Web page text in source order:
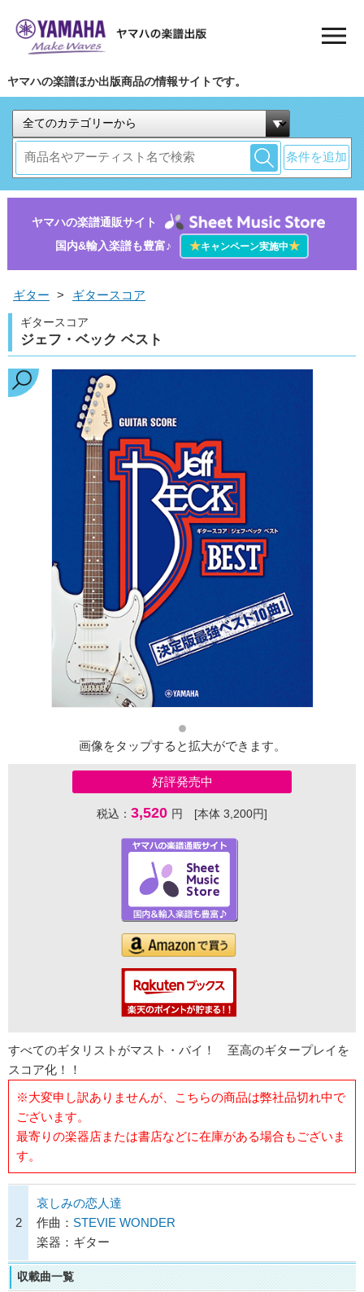
ヤマハの楽譜ほか出版商品の情報サイトです。
条件を追加
ヤマハの楽譜通販サイト
国内&輸入楽譜も豊富♪
★キャンペーン実施中★
ギター > ギタースコア
ギタースコア
ジェフ・ベック ベスト
画像をタップすると拡大ができます。
好評発売中
税込： 3,520 円 [本体 3,200円]
すべてのギタリストがマスト・バイ！ 至高のギタープレイを
スコア化！！
※大変申し訳ありませんが、こちらの商品は弊社品切れ中で
ございます。
最寄りの楽器店または書店などに在庫がある場合もございま
す。
2
哀しみの恋人達
作曲： STEVIE WONDER
楽器：ギター
収載曲一覧